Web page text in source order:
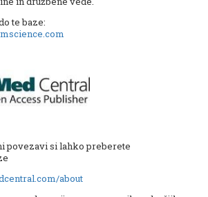
te baze:
povezavi si lahko preberete
about